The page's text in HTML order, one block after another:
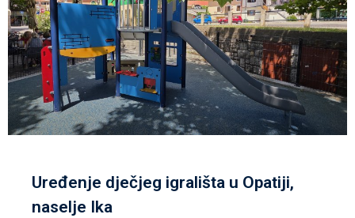
Uređenje dječjeg igrališta u Opatiji,
naselje Ika